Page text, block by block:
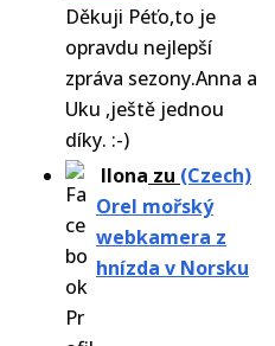
Děkuji Péťo,to je
opravdu nejlepší
zpráva sezony.Anna a
Uku ,ještě jednou
díky. :-)
Ilona zu (Czech)
Orel mořský
webkamera z
hnízda v Norsku